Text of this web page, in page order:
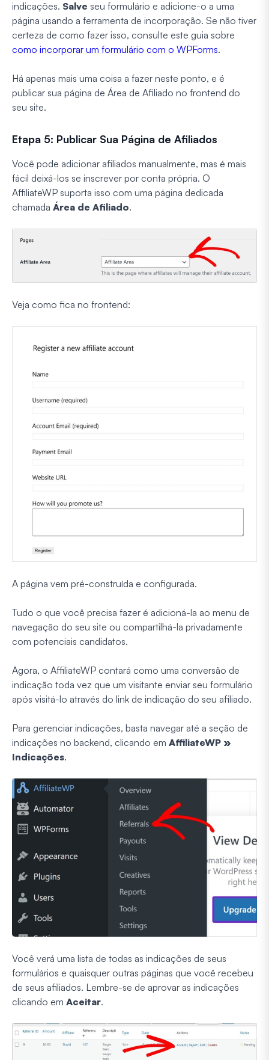
indicações. Salve seu formulário e adicione-o a uma
página usando a ferramenta de incorporação. Se não tiver
certeza de como fazer isso, consulte este guia sobre
como incorporar um formulário com o WPForms.
Há apenas mais uma coisa a fazer neste ponto, e é
publicar sua página de Área de Afiliado no frontend do
seu site.
Etapa 5: Publicar Sua Página de Afiliados
Você pode adicionar afiliados manualmente, mas é mais
fácil deixá-los se inscrever por conta própria. O
AffiliateWP suporta isso com uma página dedicada
chamada Área de Afiliado.
Veja como fica no frontend:
A página vem pré-construída e configurada.
Tudo o que você precisa fazer é adicioná-la ao menu de
navegação do seu site ou compartilhá-la privadamente
com potenciais candidatos.
Agora, o AffiliateWP contará como uma conversão de
indicação toda vez que um visitante enviar seu formulário
após visitá-lo através do link de indicação do seu afiliado.
Para gerenciar indicações, basta navegar até a seção de
indicações no backend, clicando em AffiliateWP »
Indicações.
Você verá uma lista de todas as indicações de seus
formulários e quaisquer outras páginas que você recebeu
de seus afiliados. Lembre-se de aprovar as indicações
clicando em Aceitar.